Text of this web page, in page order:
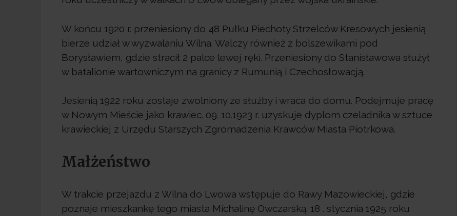
W końcu 1920 r. przeniesiony do 48 Pułku Piechoty Strzelców Kresowych jesienią
bierze udział w wyzwalaniu Wilna. Walczy również z bolszewikami pod
Borysławiem, gdzie stracił 2 palce lewej ręki. Przeniesiony do Stanisławowa służył
w batalionie wartowniczym na granicy z Rumunią i Czechosłowacją.
Jesienią 1922 roku zostaje zwolniony ze służby i wraca do domu. Podejmuje pracę
w Nowym Mieście jako krawiec. 09. 10.1923 r. uzyskuje dyplom czeladnika w sztuce
krawieckiej z Urzędu Starszych Zgromadzenia Krawców Miasta Piotrkowa.
Małżeństwo
W trakcie przejazdu z Wilna do Lwowa wstępuje do Rawy Mazowieckiej, gdzie
poznaje mieszkankę tego miasta Michalinę Owczarską. 18 . stycznia 1925 roku